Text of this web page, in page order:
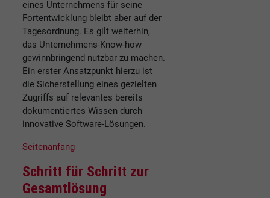
eines Unternehmens für seine
Fortentwicklung bleibt aber auf der
Tagesordnung. Es gilt weiterhin,
das Unternehmens-Know-how
gewinnbringend nutzbar zu machen.
Ein erster Ansatzpunkt hierzu ist
die Sicherstellung eines gezielten
Zugriffs auf relevantes bereits
dokumentiertes Wissen durch
innovative Software-Lösungen.
Seitenanfang
Schritt für Schritt zur
Gesamtlösung